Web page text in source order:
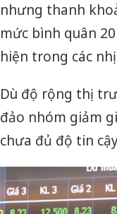
nhưng thanh
mức bình quân
hiện trong các
Dù độ rộng thị
đảo nhóm giảm
chưa đủ độ tin